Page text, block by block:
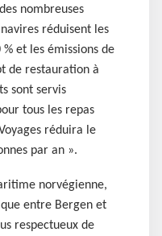
nombreuses
réduisent les
et les émissions de
de restauration à
sont servis
tous les repas
réduira le
par an ».
norvégienne,
entre Bergen et
respectueux de